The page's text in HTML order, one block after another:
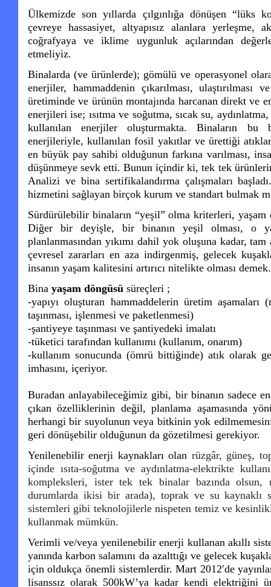
Ülkemizde son yıllarda çılgınlığa dönüşen “lüks
çevreye hassasiyet, altyapısız alanlara yerleşme,
coğrafyaya ve iklime uygunluk açılarından
etmeliyiz.
Binalarda (ve ürünlerde); gömülü ve operasyonel
enerjiler, hammaddenin çıkarılması,
üretiminde ve ürünün montajında harcanan direkt ve
enerjileri ise; ısıtma ve soğutma, sıcak su,
kullanılan enerjiler oluşturmakta. Binaların bu
enerjileriyle, kullanılan fosil yakıtlar ve ürettiği
en büyük pay sahibi olduğunun farkına varılması,
düşünmeye sevk etti. Bunun içindir ki, tek tek
Analizi ve bina sertifikalandırma çalışmaları
hizmetini sağlayan birçok kurum ve standart bulmak
Sürdürülebilir binaların “yeşil” olma kriterleri, yaşam
Diğer bir deyişle, bir binanın yeşil olması, o
planlanmasından yıkımı dahil yok oluşuna kadar,
çevresel zararları en aza indirgenmiş, gelecek
insanın yaşam kalitesini artırıcı nitelikte olması demek.
Bina yaşam döngüsü süreçleri ;
-yapıyı oluşturan hammaddelerin üretim aşamaları
taşınması, işlenmesi ve paketlenmesi)
-şantiyeye taşınması ve şantiyedeki imalatı
-tüketici tarafından kullanımı (kullanım, onarım)
-kullanım sonucunda (ömrü bittiğinde) atık olarak
imhasını, içeriyor.
Buradan anlayabileceğimiz gibi, bir binanın
çıkan özelliklerinin değil, planlama aşamasında
herhangi bir suyolunun veya bitkinin yok
geri dönüşebilir olduğunun da gözetilmesi gerekiyor.
Yenilenebilir enerji kaynakları olan rüzgâr, güneş,
içinde ısıta-soğutma ve aydınlatma-elektrikte
kompleksleri, ister tek tek binalar bazında olsun,
durumlarda ikisi bir arada), toprak ve su kaynaklı
sistemleri gibi teknolojilerle nispeten temiz ve
kullanmak mümkün.
Verimli ve/veya yenilenebilir enerji kullanan akıllı
yanında karbon salamını da azalttığı ve gelecek
için oldukça önemli sistemlerdir. Mart 2012′de
lisanssız olarak 500kW’ya kadar kendi elektriğini